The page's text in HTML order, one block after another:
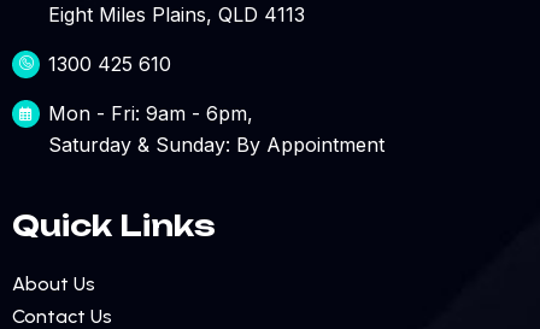
Eight Miles Plains, QLD 4113
1300 425 610
Mon - Fri: 9am - 6pm,
Saturday & Sunday: By Appointment
Quick Links
About Us
Contact Us